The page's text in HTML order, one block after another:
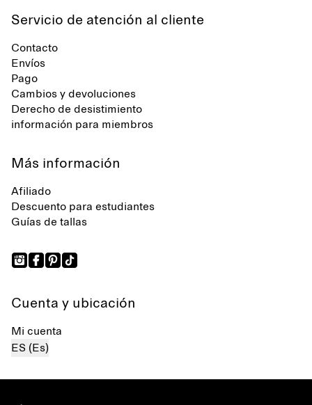
Servicio de atención al cliente
Contacto
Envíos
Pago
Cambios y devoluciones
Derecho de desistimiento
información para miembros
Más información
Afiliado
Descuento para estudiantes
Guías de tallas
Cuenta y ubicación
Mi cuenta
ES (Es)